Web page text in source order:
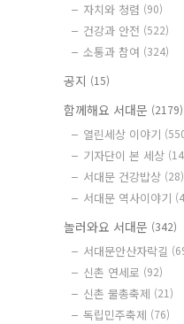
자치와 청렴 (90)
건강과 안전 (522)
소통과 참여 (324)
공지 (15)
함께해요 서대문 (2179)
열린세상 이야기
기자단이 본 세상
서대문 건강밥상 (28)
서대문 역사이야기
놀러와요 서대문 (342)
서대문안산자락길
신촌 연세로 (92)
신촌 물총축제 (21)
독립민주축제 (76)